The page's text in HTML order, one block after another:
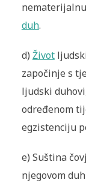
duh.
d) Život
započinje s
ljudski
određenom
egzistenciju
e) Suština
njegovom